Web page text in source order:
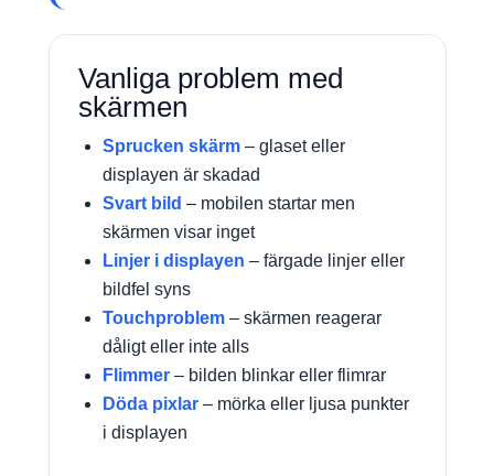
Vanliga problem med
skärmen
Sprucken skärm – glaset eller
displayen är skadad
Svart bild – mobilen startar men
skärmen visar inget
Linjer i displayen – färgade linjer eller
bildfel syns
Touchproblem – skärmen reagerar
dåligt eller inte alls
Flimmer – bilden blinkar eller flimrar
Döda pixlar – mörka eller ljusa punkter
i displayen